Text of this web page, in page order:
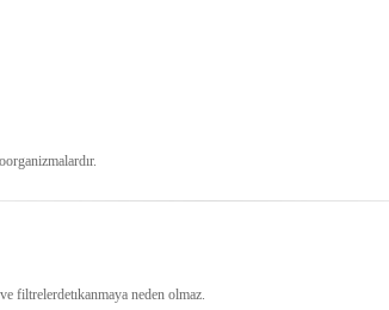
filtrelerdetıkanmaya neden olmaz.